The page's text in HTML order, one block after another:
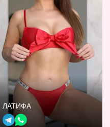
ЛАТИФА